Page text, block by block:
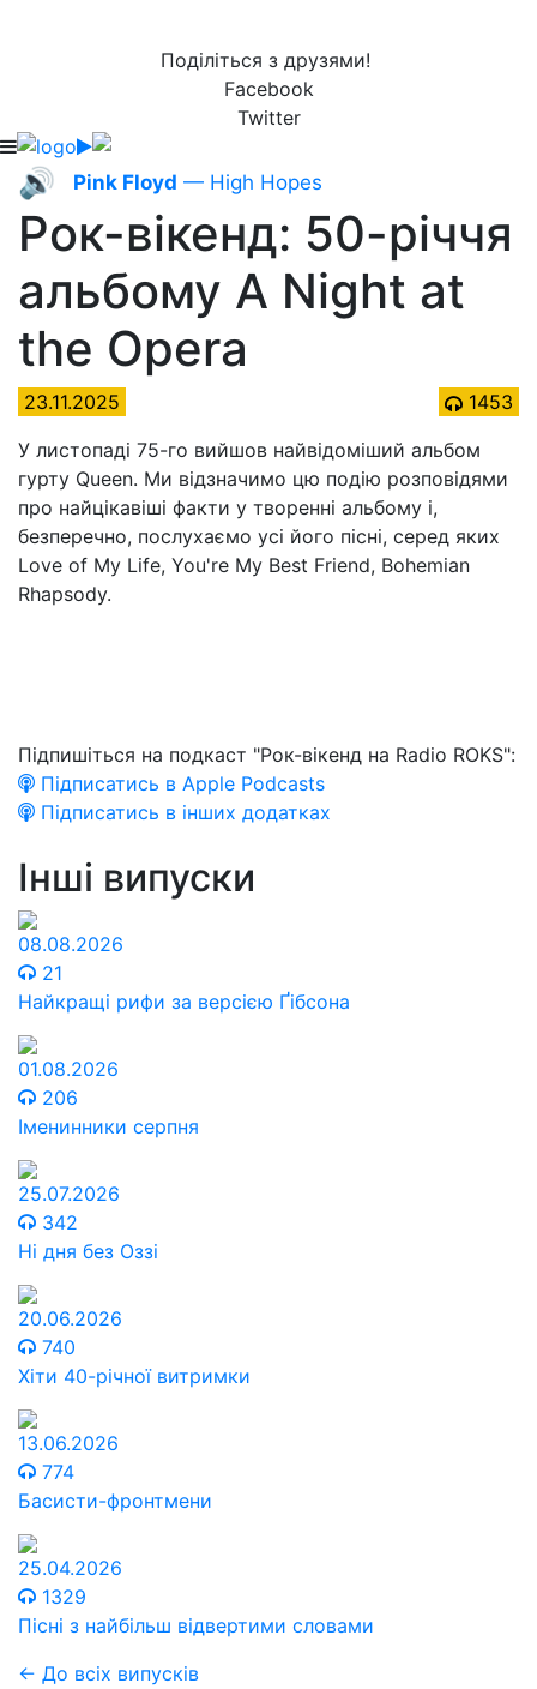
Поділіться з друзями!
Facebook
Twitter
🔊 Pink Floyd — High Hopes
Рок-вікенд: 50-річчя
альбому А Night at
the Opera
23.11.2025
1453
У листопаді 75-го вийшов найвідоміший альбом
гурту Queen. Ми відзначимо цю подію розповідями
про найцікавіші факти у творенні альбому і,
безперечно, послухаємо усі його пісні, серед яких
Love of My Life, You're My Best Friend, Bohemian
Rhapsody.
Підпишіться на подкаст "Рок-вікенд на Radio ROKS":
Підписатись в Apple Podcasts
Підписатись в інших додатках
Інші випуски
08.08.2026
21
Найкращі рифи за версією Ґібсона
01.08.2026
206
Іменинники серпня
25.07.2026
342
Ні дня без Оззі
20.06.2026
740
Хіти 40-річної витримки
13.06.2026
774
Басисти-фронтмени
25.04.2026
1329
Пісні з найбільш відвертими словами
← До всіх випусків